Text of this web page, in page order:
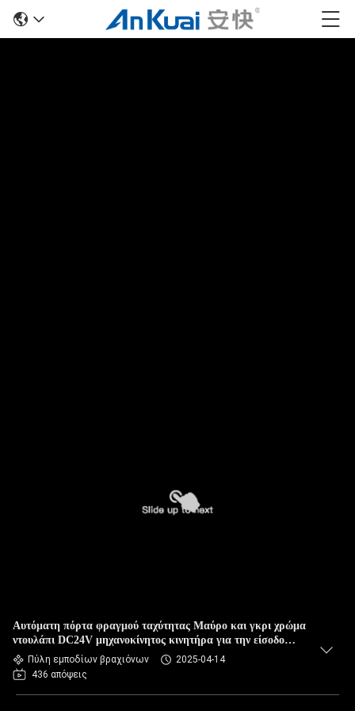
Αυτόματη πόρτα φραγμού ταχύτητας Μαύρο και γκρι χρώμα
ντουλάπι DC24V μηχανοκίνητος κινητήρα για την είσοδο
στάθμευσης
Πύλη εμποδίων βραχιόνων
2025-04-14
436 απόψεις